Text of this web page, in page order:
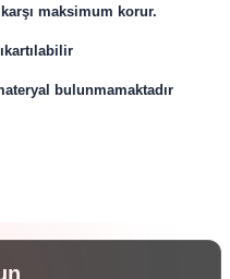
maksimum korur.
bulunmamaktadır